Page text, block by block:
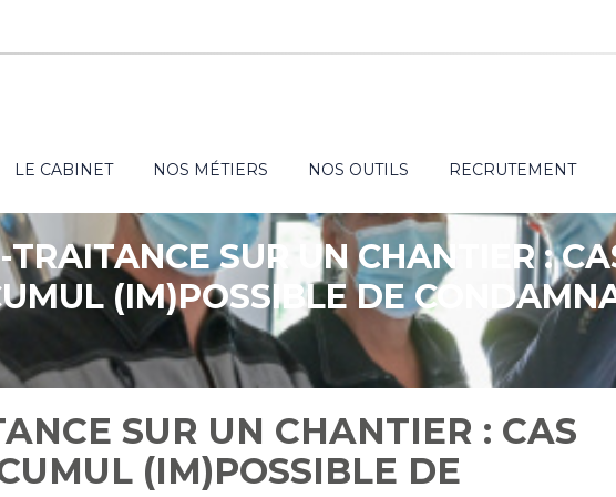
Principal
LE CABINET NOS MÉTIERS NOS OUTILS RECRUTEMENT
TRAITANCE SUR UN CHANTIER :
(IM)POSSIBLE DE
SUR UN CHANTIER : CAS
(IM)POSSIBLE DE